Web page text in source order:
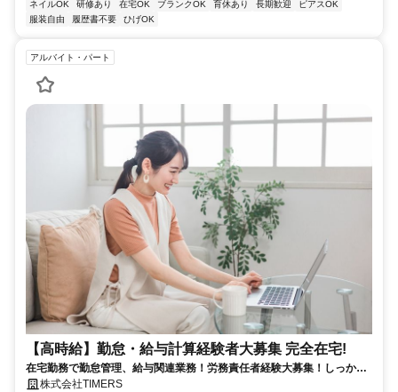
ネイルOK
研修あり 在宅OK ブランクOK 育休あり 長期歓迎
ピアスOK
服装自由
履歴書不要 ひげOK
アルバイト・パート
【高時給】勤怠・給与計算経験者大募集 完全在宅!
在宅勤務で勤怠管理、給与関連業務！労務責任者経験大募集！しっかり
稼ぎたい方、注目！
株式会社TIMERS